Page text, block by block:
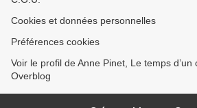
Cookies et données personnelles
Préférences cookies
Voir le profil de Anne Pinet, Le temps
Overblog